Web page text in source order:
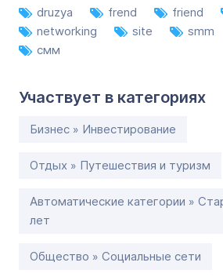
druzya frend friend
networking
site smm
смм
Участвует в категориях
Бизнес » Инвестирование
Отдых » Путешествия и туризм
Автоматические категории »
лет
Общество » Социальные сети